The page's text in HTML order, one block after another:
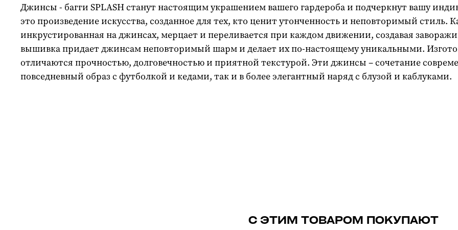
Джинсы - багги SPLASH станут настоящим украшением вашего гардероба и подчеркнут вашу
это произведение искусства, созданное для тех, кто ценит утонченность и неповторимый стиль.
инкрустированная на джинсах, мерцает и переливается при каждом движении, создавая
вышивка придает джинсам неповторимый шарм и делает их по-настоящему уникальными.
отличаются прочностью, долговечностью и приятной текстурой. Эти джинсы – сочетание
повседневный образ с футболкой и кедами, так и в более элегантный наряд с блузой и каблуками.
С ЭТИМ ТОВАРОМ ПОКУПАЮТ